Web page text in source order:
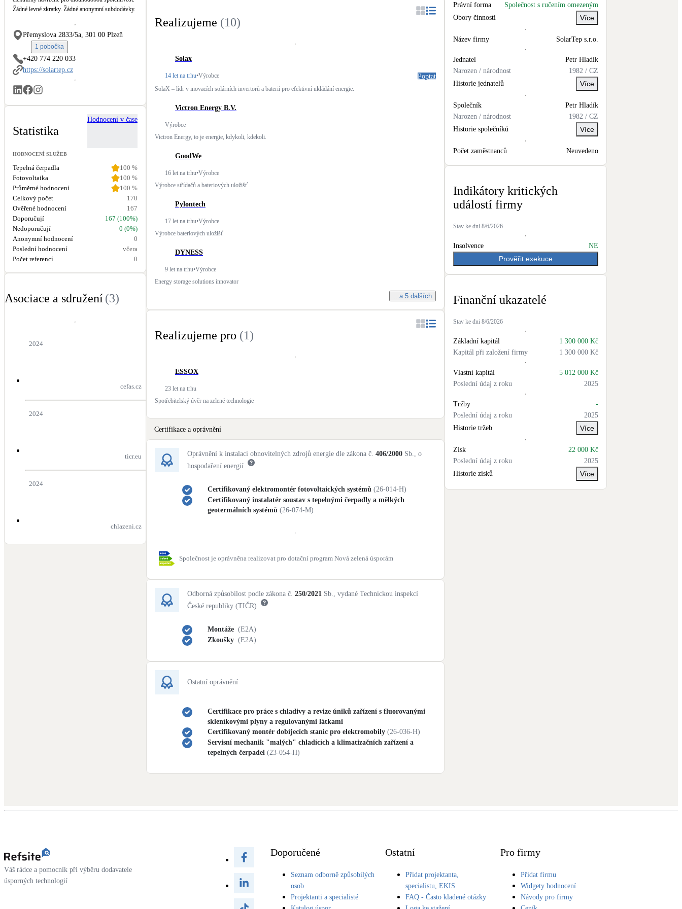
Kotle
Stínicí technika
Žaluzie, markýzy, pergoly
Rekuperace tepla odpadní vody Kamna / krby
Doplňkové zdroje vytápění
Retence deštové vody
Akumulace dešťovky
Zelená střecha NEW
Větrné elektrárny NEW
Žádné levné zkratky. Žádné anonymní subdodávky.
Přemyslova 2833/5a, 301 00 Plzeň
1 pobočka
+420 774 220 033
https://solartep.cz
Statistika
Hodnocení v čase
HODNOCENÍ SLUŽEB
Tepelná čerpadla 100 %
Fotovoltaika
100 %
Průměrné hodnocení
100 %
Celkový počet
170
Ověřené hodnocení
167
Doporučují
167 (100%)
Nedoporučují
0 (0%)
Anonymní hodnocení
0
Poslední hodnocení
včera
Počet referencí
0
Asociace a sdružení(3)
2024
cefas.cz
2024
ticr.eu
2024
chlazeni.cz
Realizujeme (10)
Solax
14 let na trhu•Výrobce Poptat
SolaX – lídr v inovacích solárních invertorů a baterií pro efektivní ukládání energie.
Victron Energy B.V.
Výrobce
Victron Energy, to je energie, kdykoli, kdekoli.
GoodWe
16 let na trhu•Výrobce
Výrobce střídačů a bateriových uložišť
Pylontech
17 let na trhu•Výrobce
Výrobce bateriových uložišť
DYNESS
9 let na trhu•Výrobce
Energy storage solutions innovator
...a 5 dalších
Realizujeme pro (1)
ESSOX
23 let na trhu
Spotřebitelský úvěr na zelené technologie
Certifikace a oprávnění
Oprávnění k instalaci obnovitelných zdrojů energie dle zákona č. 406/2000 Sb., o
hospodaření energií
Certifikovaný elektromontér fotovoltaických systémů (26-014-H)
Certifikovaný instalatér soustav s tepelnými čerpadly a mělkých
geotermálních systémů (26-074-M)
Společnost je oprávněna realizovat pro dotační program Nová zelená úsporám
Odborná způsobilost podle zákona č. 250/2021 Sb., vydané Technickou inspekcí
České republiky (TIČR)
Montáže (E2A)
Zkoušky (E2A)
Ostatní oprávnění
Certifikace pro práce s chladivy a revize úniků zařízení s fluorovanými
skleníkovými plyny a regulovanými látkami
Certifikovaný montér dobíjecích stanic pro elektromobily (26-036-H)
Servisní mechanik "malých" chladících a klimatizačních zařízení a
tepelných čerpadel (23-054-H)
Právní forma
Společnost s ručením omezeným
Obory činnosti
Více
Název firmy SolarTep s.r.o.
Jednatel Petr Hladík
Narozen / národnost
1982 / CZ
Historie jednatelů
Více
Společník Petr Hladík
Narozen / národnost
1982 / CZ
Historie společníků
Více
Počet zaměstnanců Neuvedeno
Indikátory kritických
událostí firmy
Stav ke dni 8/6/2026
Insolvence NE
Prověřit exekuce
Finanční ukazatelé
Stav ke dni 8/6/2026
Základní kapitál
1 300 000 Kč
Kapitál při založení firmy
1 300 000 Kč
Vlastní kapitál
5 012 000 Kč
Poslední údaj z roku
2025
Tržby
-
Poslední údaj z roku
2025
Historie tržeb
Více
Zisk
22 000 Kč
Poslední údaj z roku
2025
Historie zisků
Více
Váš rádce a pomocník při výběru dodavatele
úsporných technologií
Doporučené
Seznam odborně způsobilých
osob
Projektanti a specialisté
Ostatní
Přidat projektanta,
specialistu, EKIS
FAQ - Často kladené otázky
Pro firmy
Přidat firmu
Widgety hodnocení
Návody pro firmy